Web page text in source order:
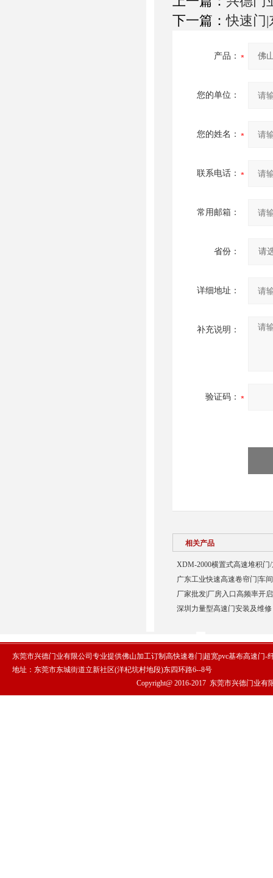
下一篇：快速门|
产品：
您的单位：
您的姓名：
联系电话：
常用邮箱：
省份：
详细地址：
补充说明：
验证码：
相关产品
XDM-2000横置式高速堆积门
广东工业快速高速卷帘门|车
厂家批发|厂房入口高频率开
深圳力量型高速门安装及维
东莞市兴德门业有限公司专业提供佛山加工订制高快速卷门|超宽pvc基布高速门-
地址：东莞市东城街道立新社区(洋杞坑村地段)东四环路6--8号
Copyright@ 2016-2017 东莞市兴德门业有